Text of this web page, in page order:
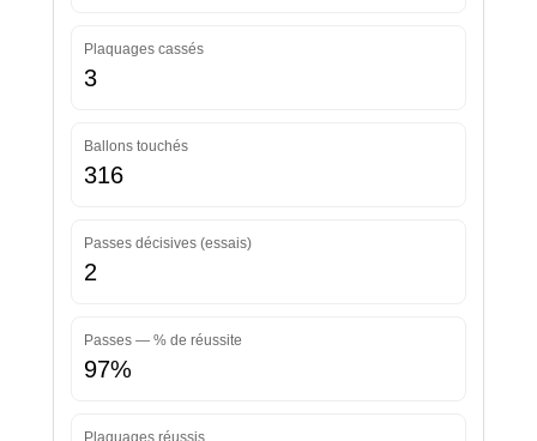
Plaquages cassés
3
Ballons touchés
316
Passes décisives (essais)
2
Passes — % de réussite
97%